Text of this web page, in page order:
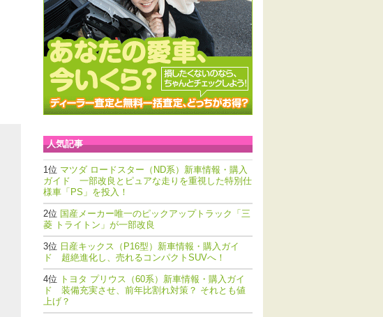
人気記事
マツダ ロードスター（ND系）新車情報・購入
ガイド 一部改良とピュアな走りを重視した特別仕
様車「PS」を投入！
国産メーカー唯一のピックアップトラック「三
菱 トライトン」が一部改良
日産キックス（P16型）新車情報・購入ガイ
ド 超絶進化し、売れるコンパクトSUVへ！
トヨタ プリウス（60系）新車情報・購入ガイ
ド 装備充実させ、前年比割れ対策？ それとも値
上げ？